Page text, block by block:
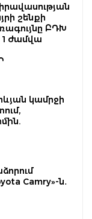
շենքի
ԲԴԽ
ժամվա
կամրջի
Camry»-ն․